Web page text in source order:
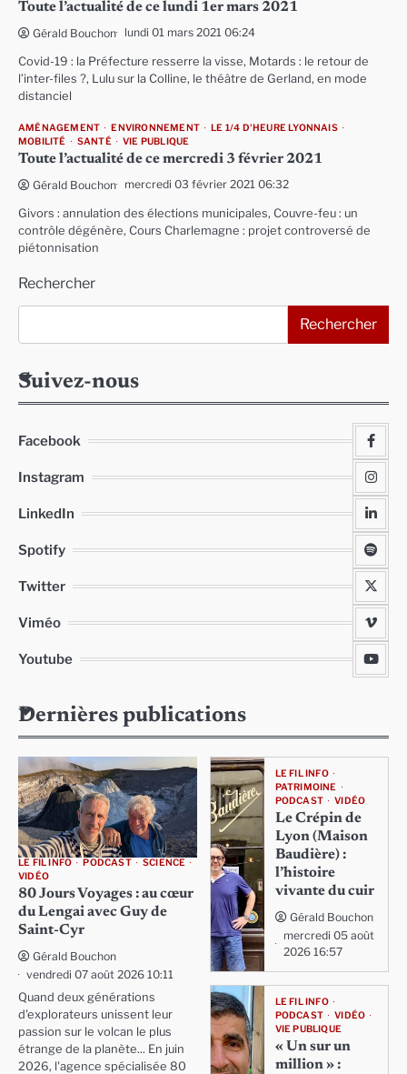
Toute l’actualité de ce lundi 1er mars 2021
Gérald Bouchon lundi 01 mars 2021 06:24
Covid-19 : la Préfecture resserre la visse, Motards : le retour de
l’inter-files ?, Lulu sur la Colline, le théâtre de Gerland, en mode
distanciel
AMÉNAGEMENT ENVIRONNEMENT
LE 1/4 D'HEURE LYONNAIS
MOBILITÉ
SANTÉ VIE PUBLIQUE
Toute l’actualité de ce mercredi 3 février 2021
Gérald Bouchon mercredi 03 février 2021 06:32
Givors : annulation des élections municipales, Couvre-feu : un
contrôle dégénère, Cours Charlemagne : projet controversé de
piétonnisation
Rechercher
Rechercher
Suivez-nous
Facebook
Instagram
LinkedIn
Spotify
Twitter
Viméo
Youtube
Dernières publications
LE FIL INFO PODCAST
SCIENCE
VIDÉO
80 Jours Voyages : au cœur
du Lengai avec Guy de
Saint-Cyr
Gérald Bouchon
vendredi 07 août 2026 10:11
Quand deux générations
d'explorateurs unissent leur
passion sur le volcan le plus
étrange de la planète... En juin
2026, l'agence spécialisée 80
LE FIL INFO
PATRIMOINE
PODCAST
VIDÉO
Le Crépin de
Lyon (Maison
Baudière) :
l’histoire
vivante du cuir
Gérald Bouchon
mercredi 05 août
2026 16:57
LE FIL INFO
PODCAST
VIDÉO
VIE PUBLIQUE
« Un sur un
million » :